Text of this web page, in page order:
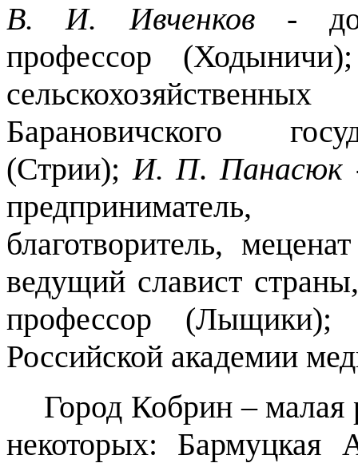
В. И. Ивченков-
профессор
Барановичского
(Стрии);И. П.Панасюк
предприниматель,
благотворитель,
ведущий славист страны,
профессор
Российской академии
Город Кобрин –
некоторых: Бармуцкая